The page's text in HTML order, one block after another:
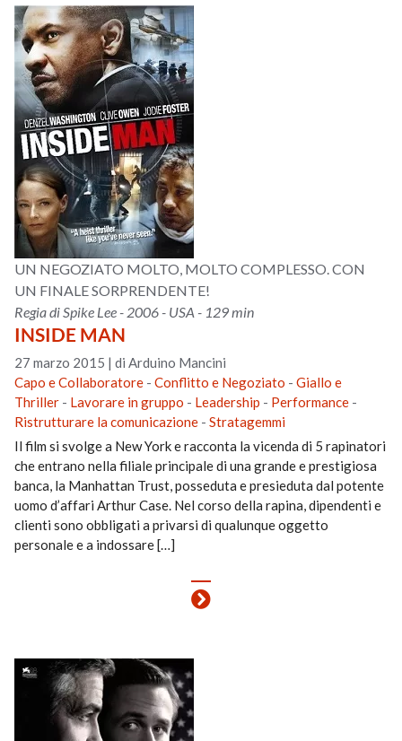
UN NEGOZIATO MOLTO, MOLTO COMPLESSO. CON
UN FINALE SORPRENDENTE!
Regia di Spike Lee - 2006 - USA - 129 min
INSIDE MAN
27 marzo 2015 |di Arduino Mancini
Capo e Collaboratore -Conflitto e Negoziato -Giallo e
Thriller - Lavorare in gruppo - Leadership - Performance -
Ristrutturare la comunicazione -Stratagemmi
Il film si svolge a New York e racconta la vicenda di 5 rapinatori
che entrano nella filiale principale di una grande e prestigiosa
banca, la Manhattan Trust, posseduta e presieduta dal potente
uomo d’affari Arthur Case. Nel corso della rapina, dipendenti e
clienti sono obbligati a privarsi di qualunque oggetto
personale e a indossare […]